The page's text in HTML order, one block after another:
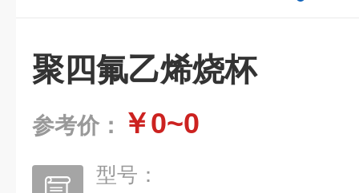
聚四氟乙烯烧杯
参考价： ￥0~0
型号：